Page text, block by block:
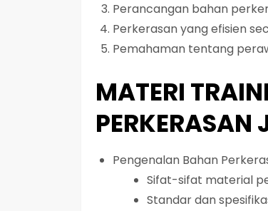
Perancangan bahan
Perkerasan yang efisien
Pemahaman tentang
MATERI
PERKERASAN
Pengenalan Bahan
Sifat-sifat material
Standar dan